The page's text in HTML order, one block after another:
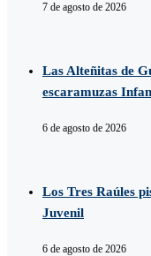
7 de agosto de 2026
Las Alteñitas de
escaramuzas
6 de agosto de 2026
Los Tres Raúles
Juvenil
6 de agosto de 2026